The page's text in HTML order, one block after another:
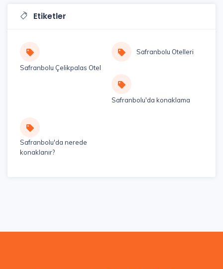
Etiketler
Safranbolu Çelikpalas Otel
Safranbolu Otelleri
Safranbolu'da konaklama
Safranbolu'da nerede
konaklanır?